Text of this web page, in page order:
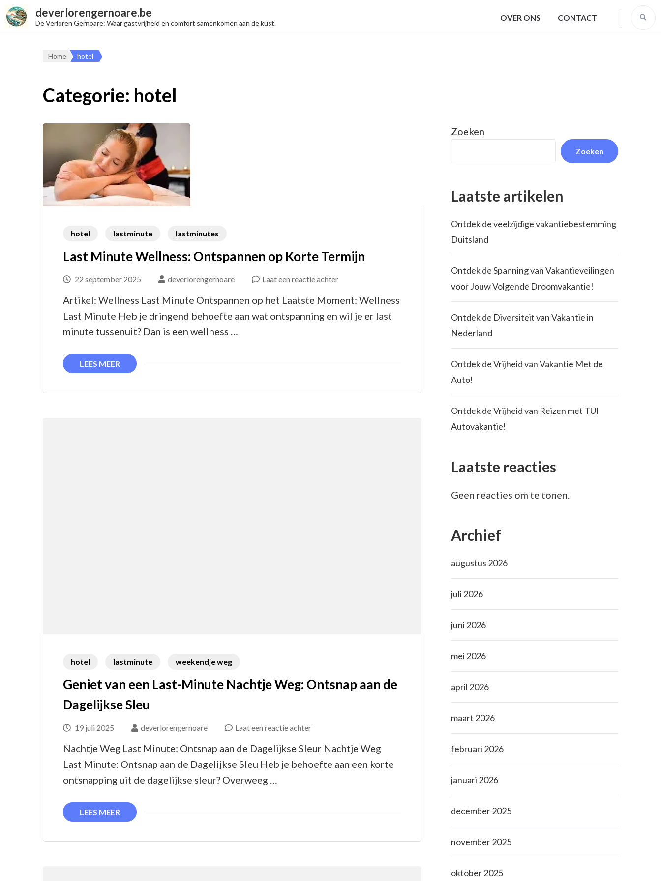
deverlorengernoare.be
De Verloren Gernoare: Waar gastvrijheid en comfort samenkomen aan de kust.
OVER ONS CONTACT
Home hotel
Categorie: hotel
hotel lastminute lastminutes
Last Minute Wellness: Ontspannen op Korte Termijn
22 september 2025 deverlorengernoare Laat een reactie achterop
Artikel: Wellness Last Minute Ontspannen op het Laatste Moment: Wellness
Last Minute Heb je dringend behoefte aan wat ontspanning en wil je er last
minute tussenuit? Dan is een wellness …
LEES MEER
hotel lastminute weekendje weg
Geniet van een Last-Minute Nachtje Weg: Ontsnap aan de
Dagelijkse Sleu
19 juli 2025 deverlorengernoare Laat een reactie achterop
Nachtje Weg Last Minute: Ontsnap aan de Dagelijkse Sleur Nachtje Weg
Last Minute: Ontsnap aan de Dagelijkse Sleu Heb je behoefte aan een korte
ontsnapping uit de dagelijkse sleur? Overweeg …
LEES MEER
Zoeken
Zoeken
Laatste artikelen
Ontdek de veelzijdige vakantiebestemming
Duitsland
Ontdek de Spanning van Vakantieveilingen
voor Jouw Volgende Droomvakantie!
Ontdek de Diversiteit van Vakantie in
Nederland
Ontdek de Vrijheid van Vakantie Met de
Auto!
Ontdek de Vrijheid van Reizen met TUI
Autovakantie!
Laatste reacties
Geen reacties om te tonen.
Archief
augustus 2026
juli 2026
juni 2026
mei 2026
april 2026
maart 2026
februari 2026
januari 2026
december 2025
november 2025
oktober 2025